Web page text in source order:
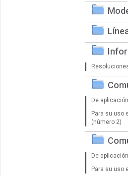
De
Para su uso
(número 2)
De
Para su uso